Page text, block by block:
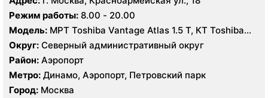
Режим работы: 8.00 - 20.00
Модель: МРТ Toshiba Vantage Atlas 1.5 Т, КТ Toshiba
Aquilion 64 среза, УЗИ
Округ: Северный административный округ
Район: Аэропорт
Метро: Динамо, Аэропорт, Петровский парк
Город: Москва